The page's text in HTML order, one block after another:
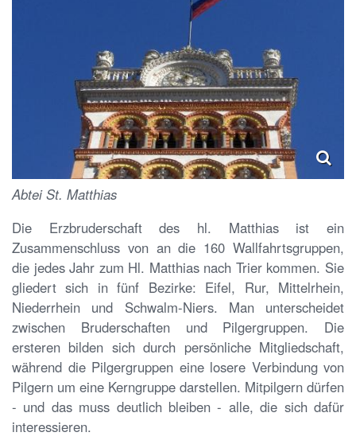
Abtei St. Matthias
Die Erzbruderschaft des hl. Matthias ist ein
Zusammenschluss von an die 160 Wallfahrtsgruppen,
die jedes Jahr zum Hl. Matthias nach Trier kommen. Sie
gliedert sich in fünf Bezirke: Eifel, Rur, Mittelrhein,
Niederrhein und Schwalm-Niers. Man unterscheidet
zwischen Bruderschaften und Pilgergruppen. Die
ersteren bilden sich durch persönliche Mitgliedschaft,
während die Pilgergruppen eine losere Verbindung von
Pilgern um eine Kerngruppe darstellen. Mitpilgern dürfen
- und das muss deutlich bleiben - alle, die sich dafür
interessieren.